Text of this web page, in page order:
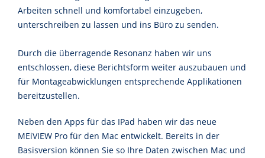
Arbeiten schnell und komfortabel einzugeben,
unterschreiben zu lassen und ins Büro zu senden.
Durch die überragende Resonanz haben wir uns
entschlossen, diese Berichtsform weiter auszubauen und
für Montageabwicklungen entsprechende Applikationen
bereitzustellen.
Neben den Apps für das IPad haben wir das neue
MEiVIEW Pro für den Mac entwickelt. Bereits in der
Basisversion können Sie so Ihre Daten zwischen Mac und